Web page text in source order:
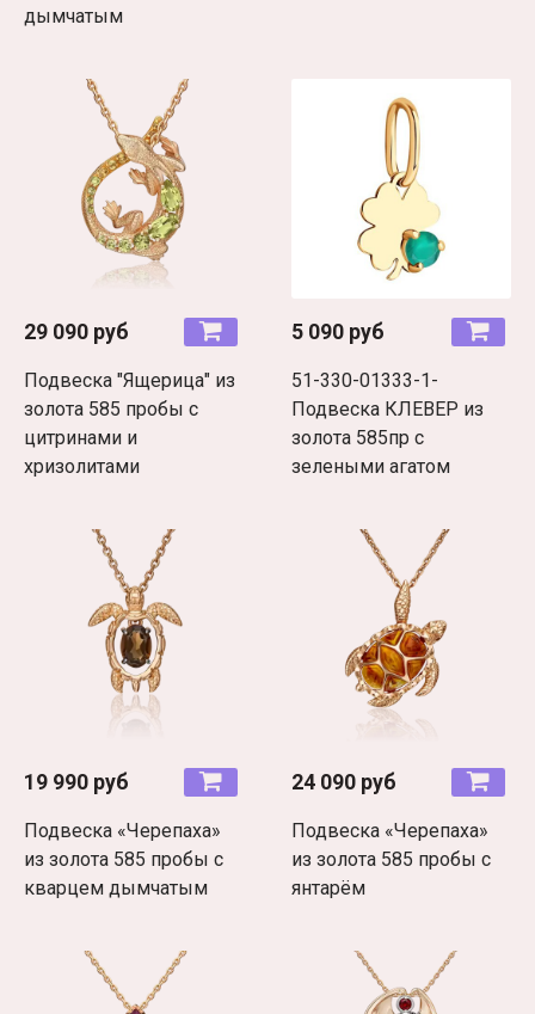
дымчатым
29 090 руб
Подвеска "Ящерица" из
золота 585 пробы с
цитринами и
хризолитами
5 090 руб
51-330-01333-1-
Подвеска КЛЕВЕР из
золота 585пр с
зелеными агатом
19 990 руб
Подвеска «Черепаха»
из золота 585 пробы с
кварцем дымчатым
24 090 руб
Подвеска «Черепаха»
из золота 585 пробы с
янтарём